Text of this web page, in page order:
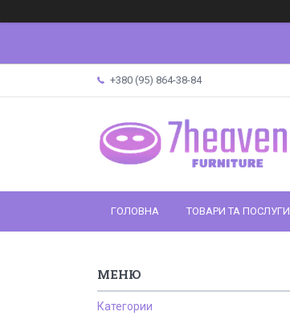
+380 (95) 864-38-84
ГОЛОВНА ТОВАРИ ТА ПОСЛУГИ
Категории